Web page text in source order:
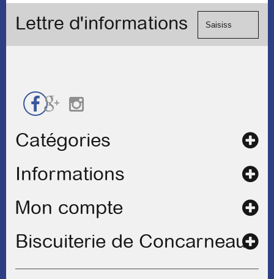
de
Visa, ...) et
Lettre d'informations
Catégories
Informations
Mon compte
Biscuiterie de Concarneau